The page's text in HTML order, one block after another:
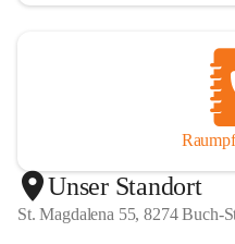
Unser Standort
St. Magdalena 55, 8274 Buch-